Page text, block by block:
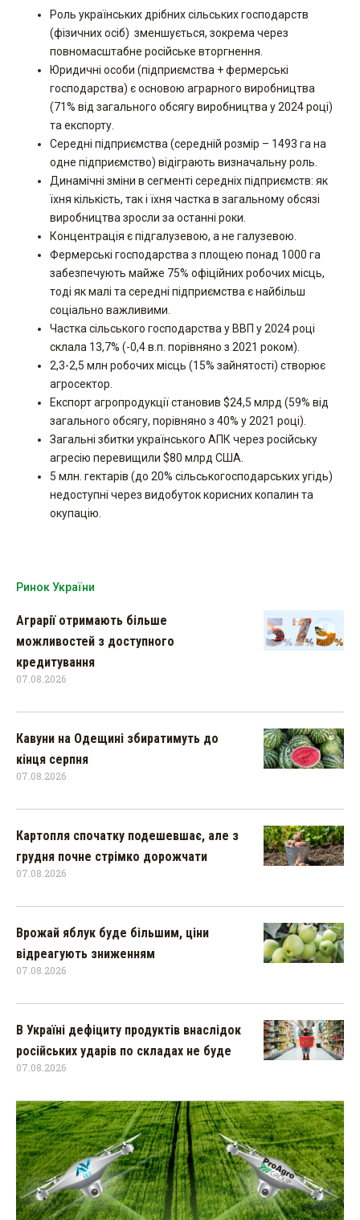
Роль українських дрібних сільських господарств
(фізичних осіб) зменшується, зокрема через
повномасштабне російське вторгнення.
Юридичні особи (підприємства + фермерські
господарства) є основою аграрного виробництва
(71% від загального обсягу виробництва у 2024 році)
та експорту.
Середні підприємства (середній розмір – 1493 га на
одне підприємство) відіграють визначальну роль.
Динамічні зміни в сегменті середніх підприємств: як
їхня кількість, так і їхня частка в загальному обсязі
виробництва зросли за останні роки.
Концентрація є підгалузевою, а не галузевою.
Фермерські господарства з площею понад 1000 га
забезпечують майже 75% офіційних робочих місць,
тоді як малі та середні підприємства є найбільш
соціально важливими.
Частка сільського господарства у ВВП у 2024 році
склала 13,7% (-0,4 в.п. порівняно з 2021 роком).
2,3-2,5 млн робочих місць (15% зайнятості) створює
агросектор.
Експорт агропродукції становив $24,5 млрд (59% від
загального обсягу, порівняно з 40% у 2021 році).
Загальні збитки українського АПК через російську
агресію перевищили $80 млрд США.
5 млн. гектарів (до 20% сільськогосподарських угідь)
недоступні через видобуток корисних копалин та
окупацію.
Ринок України
Аграрії отримають більше
можливостей з доступного
кредитування
07.08.2026
Кавуни на Одещині збиратимуть до
кінця серпня
07.08.2026
Картопля спочатку подешевшає, але з
грудня почне стрімко дорожчати
07.08.2026
Врожай яблук буде більшим, ціни
відреагують зниженням
07.08.2026
В Україні дефіциту продуктів внаслідок
російських ударів по складах не буде
07.08.2026